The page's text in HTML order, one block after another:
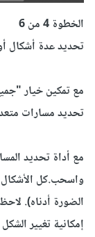
الخطوة 4 من
6
تحديد عدة أشكال أو
مع تمكينخيار"
تحديد مسارات
مع أداة تحديد
واسحب.كل الأشكال
الضورة أدناه).